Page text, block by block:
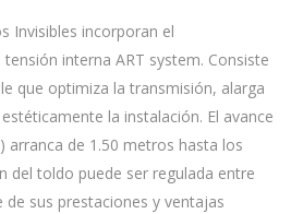
Invisibles incorporan el
interna ART system. Consiste
que optimiza la transmisión, alarga
la instalación. El avance
arranca de 1.50 metros hasta los
del toldo puede ser regulada entre
de sus prestaciones y ventajas